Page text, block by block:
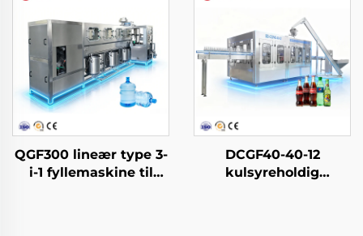
QGF300 lineær type 3-
i-1 fyllemaskine til
DCGF40-40-12
kulsyreholdig